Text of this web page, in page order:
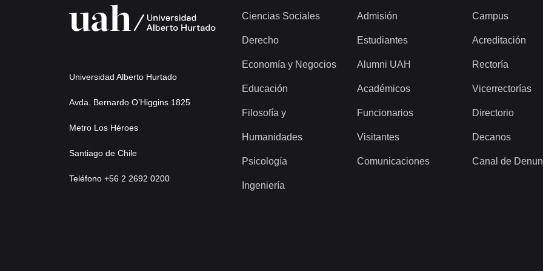
Universidad Alberto Hurtado
Avda. Bernardo O’Higgins 1825
Metro Los Héroes
Santiago de Chile
Teléfono +56 2 2692 0200
Ciencias Sociales
Derecho
Economía y Negocios
Educación
Filosofía y
Humanidades
Psicología
Ingeniería
Admisión
Estudiantes
Alumni UAH
Académicos
Funcionarios
Visitantes
Comunicaciones
Campus
Acreditación
Rectoría
Vicerrectorías
Directorio
Decanos
Canal de